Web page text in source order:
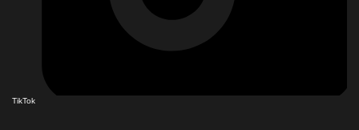
TikTok